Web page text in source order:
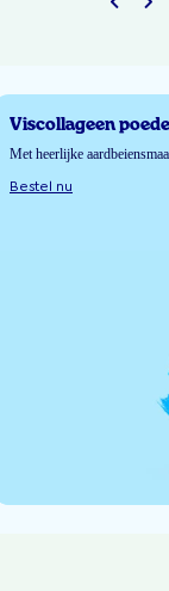
Viscollageen
Met heerlijke
Bestel nu